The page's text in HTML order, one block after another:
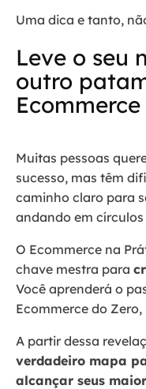
Uma dica e tanto,
Leve o seu
outro
Muitas pessoas
sucesso, mas têm
caminho claro para
andando em
O Ecommerce na
chave mestra para
Você aprenderá o
Ecommerce do
A partir dessa
verdadeiro mapa
alcançar seus